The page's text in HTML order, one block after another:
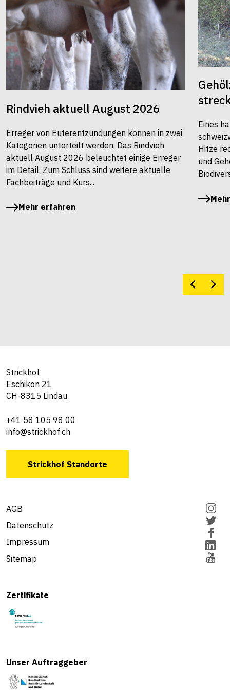
Rindvieh aktuell August 2026
Erreger von Euterentzündungen können in zwei
Kategorien unterteilt werden. Das Rindvieh
aktuell August 2026 beleuchtet einige Erreger
im Detail. Zum Schluss sind weitere aktuelle
Fachbeiträge und Kurs...
Mehr erfahren
Eines
Hitze
und
Strickhof
Eschikon 21
CH-8315 Lindau
+41 58 105 98 00
info@strickhof.ch
Strickhof Standorte
AGB
Datenschutz
Impressum
Sitemap
Zertifikate
Unser Auftraggeber